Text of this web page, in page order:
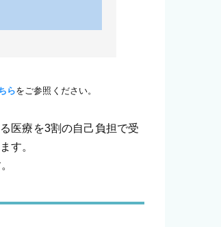
らをご参照ください。
医療を3割の自己負担で受
す。